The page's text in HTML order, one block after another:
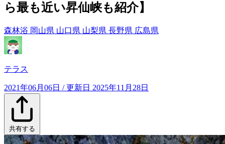
ら最も近い昇仙峡も紹介】
森林浴 岡山県 山口県 山梨県 長野県 広島県
テラス
2021年06月06日 / 更新日 2025年11月28日
共有する